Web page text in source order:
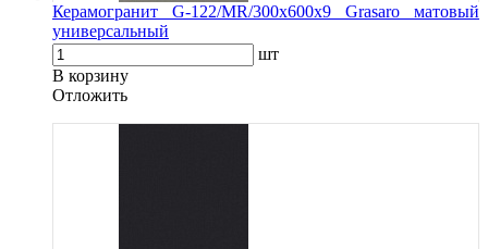
Керамогранит G-122/MR/300x600x9 Grasaro матовый
универсальный
шт
В корзину
Oтложить